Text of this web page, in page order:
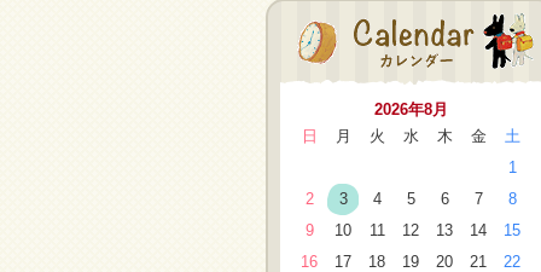
2026年8月
日
月 火 水 木 金
土
1
2
3 4 5 6 7
8
9
10 11 12 13 14
15
16
17 18 19 20 21
22